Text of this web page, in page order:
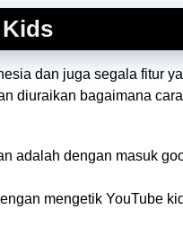
dan juga segala fitur
diuraikan bagaimana
adalah dengan masuk
mengetik YouTube